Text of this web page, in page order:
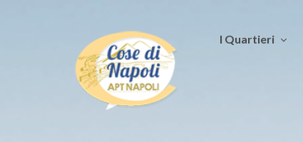
I Quartieri